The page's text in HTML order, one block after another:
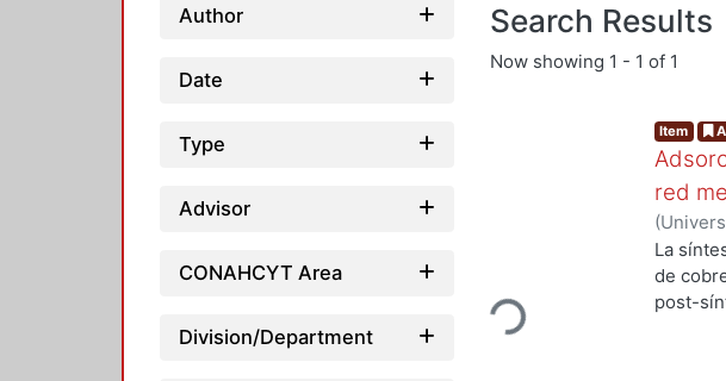
Author
Date
Type
Advisor
CONAHCYT Area
Division/Department
Search Results
Now showing 1 - 1 of 1
Loading...
Item
red
(
de
La
de
post-